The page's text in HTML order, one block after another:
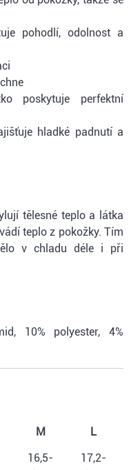
pohodlí, odolnost a
poskytuje perfektní
hladké padnutí a
tělesné teplo a látka
teplo z pokožky. Tím
v chladu déle i při
10% polyester, 4%
M L
16,5-
17,2-